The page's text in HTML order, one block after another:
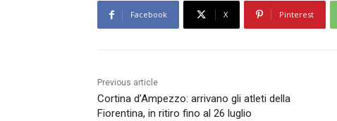
Facebook X Pinterest
Previous article
Cortina d’Ampezzo: arrivano gli atleti della
Fiorentina, in ritiro fino al 26 luglio